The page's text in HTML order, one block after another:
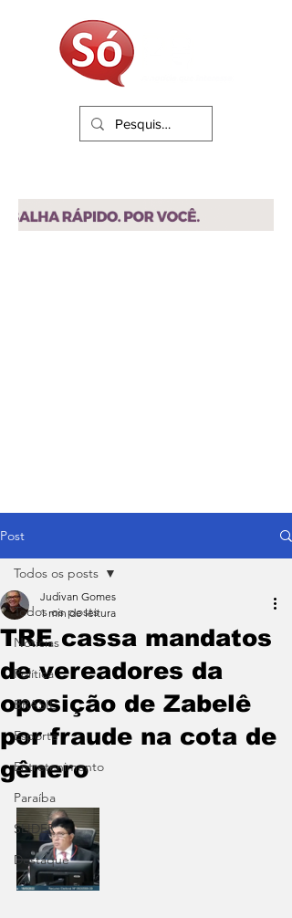
Post
Todos os posts
Notícias
Política
BRASIL
Esporte
Entretenimento
Paraíba
SLIDER
Destaque
Todos os posts
TRE cassa mandatos
de vereadores da
oposição de Zabelê
por fraude na cota de
gênero
Judivan Gomes
1 min de leitura